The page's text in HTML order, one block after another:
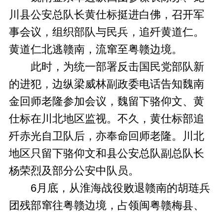
川县公安总队长黄仕标挺进白佛，召开军
事会议，组织部队与民兵，追歼黄道仁。
黄道仁北逃赣南，流窜至粤赣边境。
此时，为统一部署反击国民党部队新
的进犯，边纵梁威林副政委电话告知魏南
金回师老隆参加会议，魏留下骆仰文、黄
仕标在川北地区监视。不久，黄仕标部追
歼赤光自卫队后，亦奉命回师老隆。川北
地区只留下骆仰文和县公安总队副总队长
杨荣烈及部分公安中队员。
6月底，从淮海战役败退赣南的胡琏兵
团残部窜往粤赣边境，占领闽粤赣梅县、